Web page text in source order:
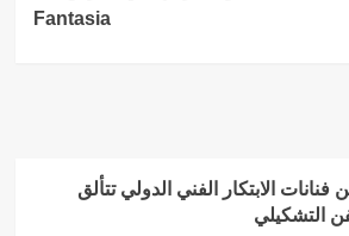
Fantasia
الابتكار الفني الدولي تتألق
التشكيلي